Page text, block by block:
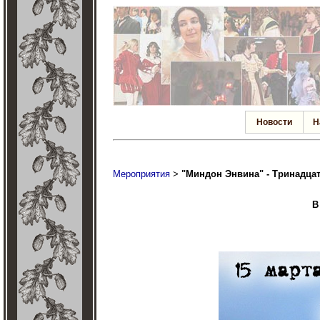
Новости
Мероприятия > "Миндон Энвина" -